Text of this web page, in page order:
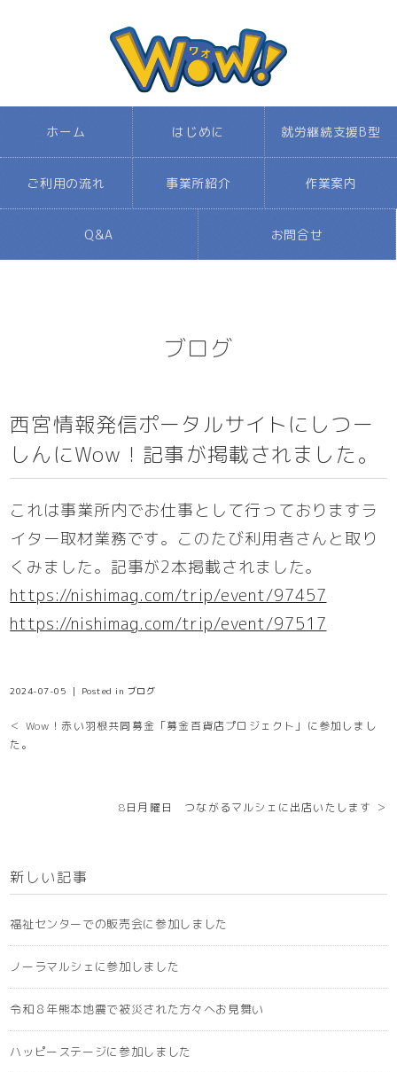
ホーム はじめに 就労継続支援B型
ご利用の流れ 事業所紹介 作業案内
Q&A お問合せ
ブログ
西宮情報発信ポータルサイトにしつー
しんにWow！記事が掲載されました。
これは事業所内でお仕事として行っておりますラ
イター取材業務です。このたび利用者さんと取り
くみました。記事が2本掲載されました。
https://nishimag.com/trip/event/97457
https://nishimag.com/trip/event/97517
2024-07-05 ｜ Posted in ブログ
＜ Wow！赤い羽根共同募金「募金百貨店プロジェクト」に参加しまし
た。
8日月曜日 つながるマルシェに出店いたします ＞
新しい記事
福祉センターでの販売会に参加しました
ノーラマルシェに参加しました
令和８年熊本地震で被災された方々へお見舞い
ハッピーステージに参加しました